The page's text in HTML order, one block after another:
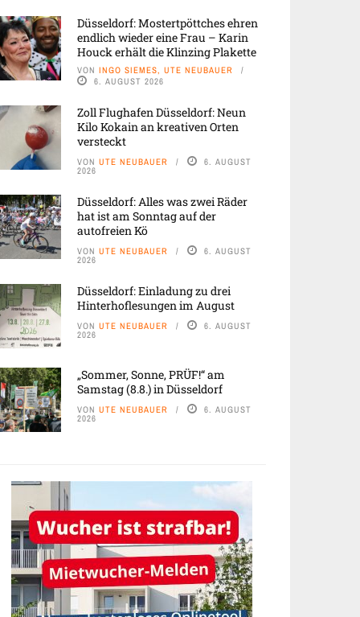
Düsseldorf: Mostertpöttches ehren
endlich wieder eine Frau – Karin
Houck erhält die Klinzing Plakette
VON INGO SIEMES, UTE NEUBAUER
6. AUGUST 2026
Zoll Flughafen Düsseldorf: Neun
Kilo Kokain an kreativen Orten
versteckt
VON UTE NEUBAUER 6. AUGUST
2026
Düsseldorf: Alles was zwei Räder
hat ist am Sonntag auf der
autofreien Kö
VON UTE NEUBAUER 6. AUGUST
2026
Düsseldorf: Einladung zu drei
Hinterhoflesungen im August
VON UTE NEUBAUER 6. AUGUST
2026
„Sommer, Sonne, PRÜF!“ am
Samstag (8.8.) in Düsseldorf
VON UTE NEUBAUER 6. AUGUST
2026